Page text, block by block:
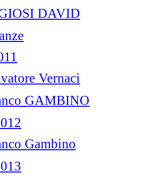
DAVID
Vernaci
GAMBINO
Gambino